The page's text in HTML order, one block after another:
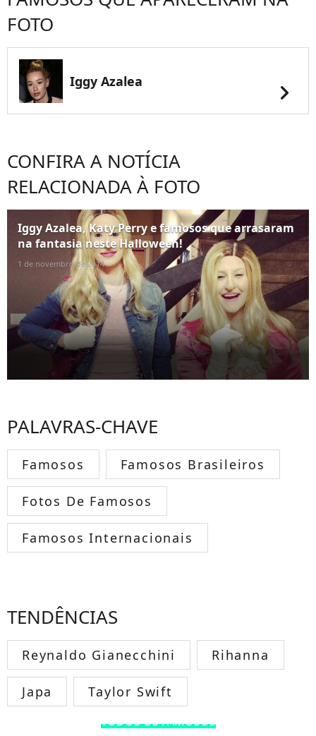
FOTO
Iggy Azalea chevron_right
CONFIRA A NOTÍCIA
RELACIONADA À FOTO
Iggy Azalea, Katy Perry e famosos que arrasaram
na fantasia neste Halloween!
1 de novembro de 2014
PALAVRAS-CHAVE
Famosos Famosos Brasileiros
Fotos De Famosos
Famosos Internacionais
TENDÊNCIAS
Reynaldo Gianecchini Rihanna
Japa Taylor Swift
TODOS OS FAMOSOS